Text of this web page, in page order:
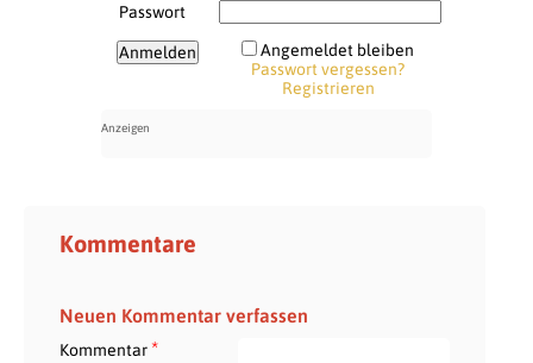
Passwort
Angemeldet bleiben
Passwort vergessen?
Registrieren
Kommentare
Neuen Kommentar verfassen
Kommentar*